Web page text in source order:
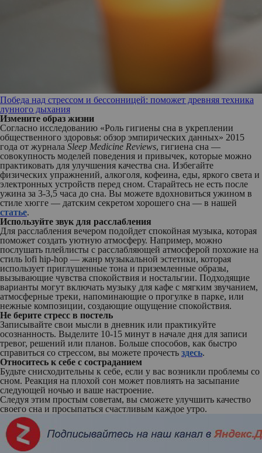
Победа над стрессом и бессонницей: поможет древняя техника
лунного дыхания
Измените образ жизни
Согласно исследованию «Роль гигиены сна в укреплении
общественного здоровья: обзор эмпирических данных» 2015
года от журнала Sleep Medicine Reviews, гигиена сна —
совокупность моделей поведения и привычек, которые можно
практиковать для улучшения качества сна. Избегайте
физических упражнений, алкоголя, кофеина, еды, яркого света и
электронных устройств перед сном. Старайтесь не есть после
ужина за 3-3,5 часа до сна. Вы можете вдохновиться ужином в
стиле хюгге — датским секретом хорошего сна — в нашей
статье.
Используйте звук для расслабления
Для расслабления вечером подойдет спокойная музыка, которая
поможет создать уютную атмосферу. Например, можно
послушать плейлисты с расслабляющей атмосферой похожие на
стиль lofi hip-hop — жанр музыкальной эстетики, которая
использует приглушенные тона и приземленные образы,
вызывающие чувства спокойствия и ностальгии. Подходящие
варианты могут включать музыку для кафе с мягким звучанием,
атмосферные треки, напоминающие о прогулке в парке, или
нежные композиции, создающие ощущение спокойствия.
Не берите стресс в постель
Записывайте свои мысли в дневник или практикуйте
осознанность. Выделите 10-15 минут в начале дня для записи
тревог, решений или планов. Больше способов, как быстро
справиться со стрессом, вы можете прочесть здесь.
Относитесь к себе с состраданием
Будьте снисходительны к себе, если у вас возникли проблемы со
сном. Реакция на плохой сон может повлиять на засыпание
следующей ночью и ваше настроение.
Следуя этим простым советам, вы сможете улучшить качество
своего сна и просыпаться счастливым каждое утро.